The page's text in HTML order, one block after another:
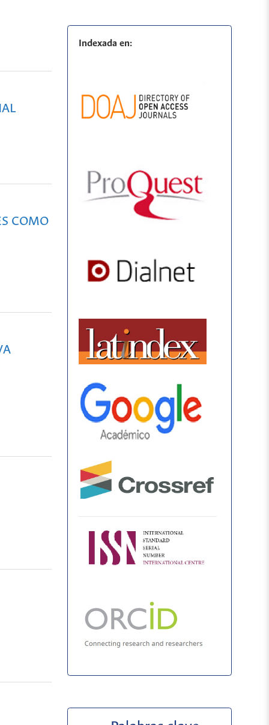
COMO
Indexada en: